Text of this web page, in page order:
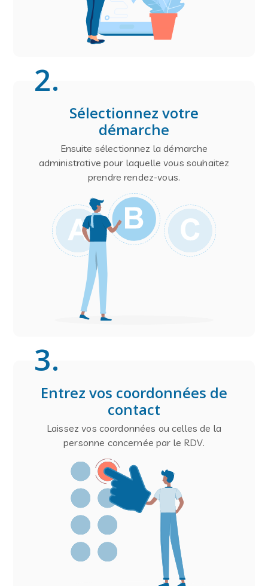
2.
Sélectionnez votre
démarche
Ensuite sélectionnez la démarche
administrative pour laquelle vous souhaitez
prendre rendez-vous.
3.
Entrez vos coordonnées de
contact
Laissez vos coordonnées ou celles de la
personne concernée par le RDV.